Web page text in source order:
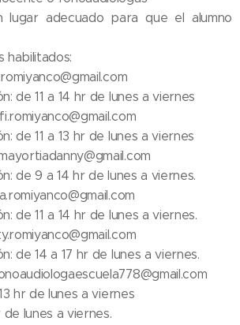
lugar adecuado para que el alumno
habilitados:
de 11 a 14 hr de lunes a viernes
de 11 a 13 hr de lunes a viernes
de 9 a 14 hr de lunes a viernes.
de 11 a 14 hr de lunes a viernes.
de 14 a 17 hr de lunes a viernes.
hr de lunes a viernes
de lunes a viernes.